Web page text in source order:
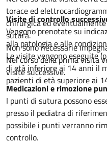
torace ed
chirurgica ed
sutura.
Non sono necessarie
Nel corso della prima visita
visite successive.
Visite di controllo
Vengono prenotate su
alla patologia e alle
Le visite vengono eseguite
di età inferiore ai 14 anni il
pazienti di età superiore ai
Medicazioni e rimozione
I punti di sutura possono
presso il pediatra di
possibile i punti verranno
controllo.